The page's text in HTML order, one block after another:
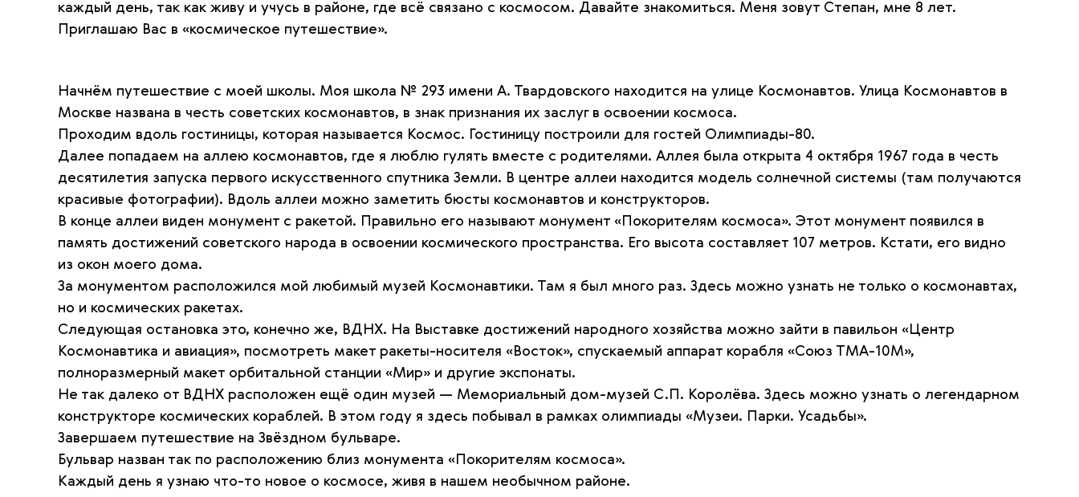
каждый день, так как живу и учусь в районе, где всё связано с космосом. Давайте знакомиться. Меня зовут Степан, мне 8 лет.
Приглашаю Вас в «космическое путешествие».
Начнём путешествие с моей школы. Моя школа № 293 имени А. Твардовского находится на улице Космонавтов. Улица Космонавтов в
Москве названа в честь советских космонавтов, в знак признания их заслуг в освоении космоса.
Проходим вдоль гостиницы, которая называется Космос. Гостиницу построили для гостей Олимпиады-80.
Далее попадаем на аллею космонавтов, где я люблю гулять вместе с родителями. Аллея была открыта 4 октября 1967 года в честь
десятилетия запуска первого искусственного спутника Земли. В центре аллеи находится модель солнечной системы (там получаются
красивые фотографии). Вдоль аллеи можно заметить бюсты космонавтов и конструкторов.
В конце аллеи виден монумент с ракетой. Правильно его называют монумент «Покорителям космоса». Этот монумент появился в
память достижений советского народа в освоении космического пространства. Его высота составляет 107 метров. Кстати, его видно
из окон моего дома.
За монументом расположился мой любимый музей Космонавтики. Там я был много раз. Здесь можно узнать не только о космонавтах,
но и космических ракетах.
Следующая остановка это, конечно же, ВДНХ. На Выставке достижений народного хозяйства можно зайти в павильон «Центр
Космонавтика и авиация», посмотреть макет ракеты-носителя «Восток», спускаемый аппарат корабля «Союз ТМА-10М»,
полноразмерный макет орбитальной станции «Мир» и другие экспонаты.
Не так далеко от ВДНХ расположен ещё один музей — Мемориальный дом-музей С.П. Королёва. Здесь можно узнать о легендарном
конструкторе космических кораблей. В этом году я здесь побывал в рамках олимпиады «Музеи. Парки. Усадьбы».
Завершаем путешествие на Звёздном бульваре.
Бульвар назван так по расположению близ монумента «Покорителям космоса».
Каждый день я узнаю что-то новое о космосе, живя в нашем необычном районе.